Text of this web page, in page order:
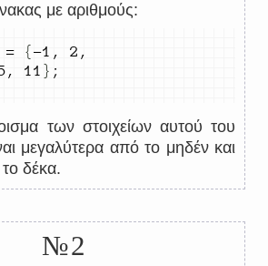
με αριθμούς:
= {-1 , 2 ,
, 11 } ;
των στοιχείων αυτού του
μεγαλύτερα από το μηδέν και
δέκα.
№2